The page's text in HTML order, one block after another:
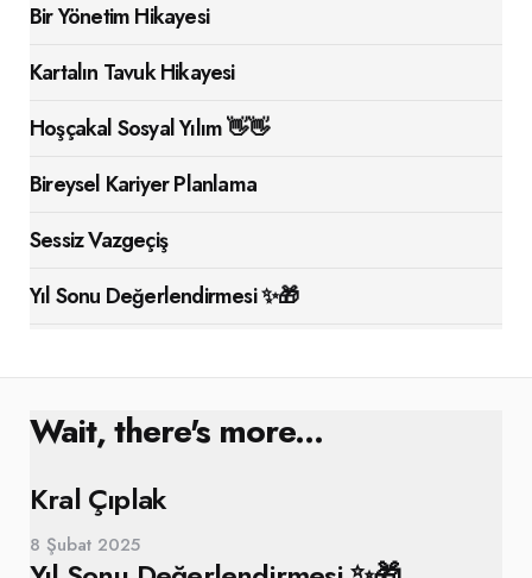
Bir Yönetim Hikayesi
Kartalın Tavuk Hikayesi
Hoşçakal Sosyal Yılım 👋👋
Bireysel Kariyer Planlama
Sessiz Vazgeçiş
Yıl Sonu Değerlendirmesi ✨🎁
Wait, there's more...
Kral Çıplak
8 Şubat 2025